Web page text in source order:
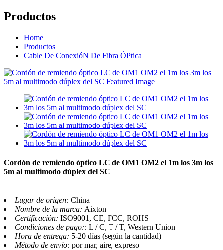
Productos
Home
Productos
Cable De ConexióN De Fibra ÓPtica
Cordón de remiendo óptico LC de OM1 OM2 el 1m los 3m los
5m al multimodo dúplex del SC
Lugar de origen: China
Nombre de la marca: Aixton
Certificación: ISO9001, CE, FCC, ROHS
Condiciones de pago:: L / C, T / T, Western Union
Hora de entrega: 5-20 días (según la cantidad)
Método de envío: por mar, aire, expreso